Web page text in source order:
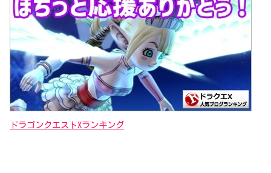
ドラゴンクエストXランキング